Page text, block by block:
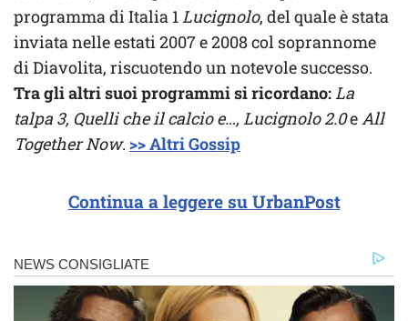
programma di Italia 1Lucignolo, del quale è stata
inviata nelle estati 2007 e 2008 col soprannome
di Diavolita, riscuotendo un notevole successo.
Tra gli altri suoi programmi si ricordano:La
talpa 3, Quelli che il calcio e…, Lucignolo 2.0eAll
Together Now. >> Altri Gossip
Continua a leggere su UrbanPost